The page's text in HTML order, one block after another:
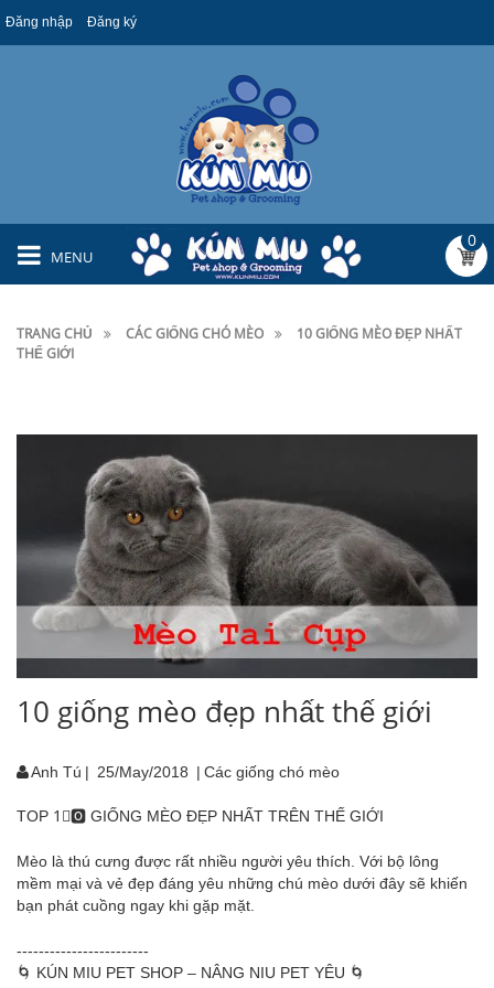
Đăng nhập Đăng ký
MENU
0
TRANG CHỦ CÁC GIỐNG CHÓ MÈO
10 GIỐNG MÈO ĐẸP NHẤT
THẾ GIỚI
10 giống mèo đẹp nhất thế giới
Anh Tú | 25/May/2018 | Các giống chó mèo
TOP 1⃣🅾 GIỐNG MÈO ĐẸP NHẤT TRÊN THẾ GIỚI
Mèo là thú cưng được rất nhiều người yêu thích. Với bộ lông
mềm mại và vẻ đẹp đáng yêu những chú mèo dưới đây sẽ khiến
bạn phát cuồng ngay khi gặp mặt.
------------------------
🌀 KÚN MIU PET SHOP – NÂNG NIU PET YÊU 🌀